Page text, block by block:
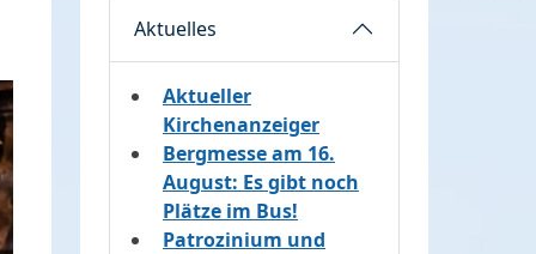
Aktuelles
Aktueller
Kirchenanzeiger
Bergmesse am 16.
August: Es gibt noch
Plätze im Bus!
Patrozinium und